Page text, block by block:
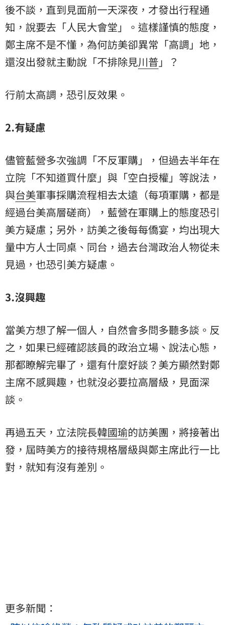
後不談，直到見面前一天深夜，才發出行程通
知，說要去「人民大會堂」。這樣謹慎的態度，
鄭主席不是不懂，為何訪美卻異常「高調」地，
還沒出發就主動說「不排除見川普 」？
行前太高調，恐引反效果。
2.有疑慮
儘管藍營多次強調「不反軍購」，但過去半年在
立院「不知道買什麼」與「空白授權」等說法，
與台美軍事採購流程相去太遠（每項軍購，都是
經過台美高層磋商），藍營在軍購上的態度恐引
美方疑慮；另外，訪美之後每每僑宴，均出現大
量中方人士同桌、同台，過去台灣政治人物從未
見過，也恐引美方疑慮。
3.沒興趣
當美方想了解一個人，自然會多問多聽多談。反
之，如果已經確認該員的政治立場、說法心態，
那都瞭解完畢了，還有什麼好談？美方顯然對鄭
主席不感興趣，也就沒必要拉高層級，見面深
談。
再過五天，立法院長韓國瑜的訪美團，將接著出
發，屆時美方的接待規格層級與鄭主席此行一比
對，就知有沒有差別。
更多新聞：